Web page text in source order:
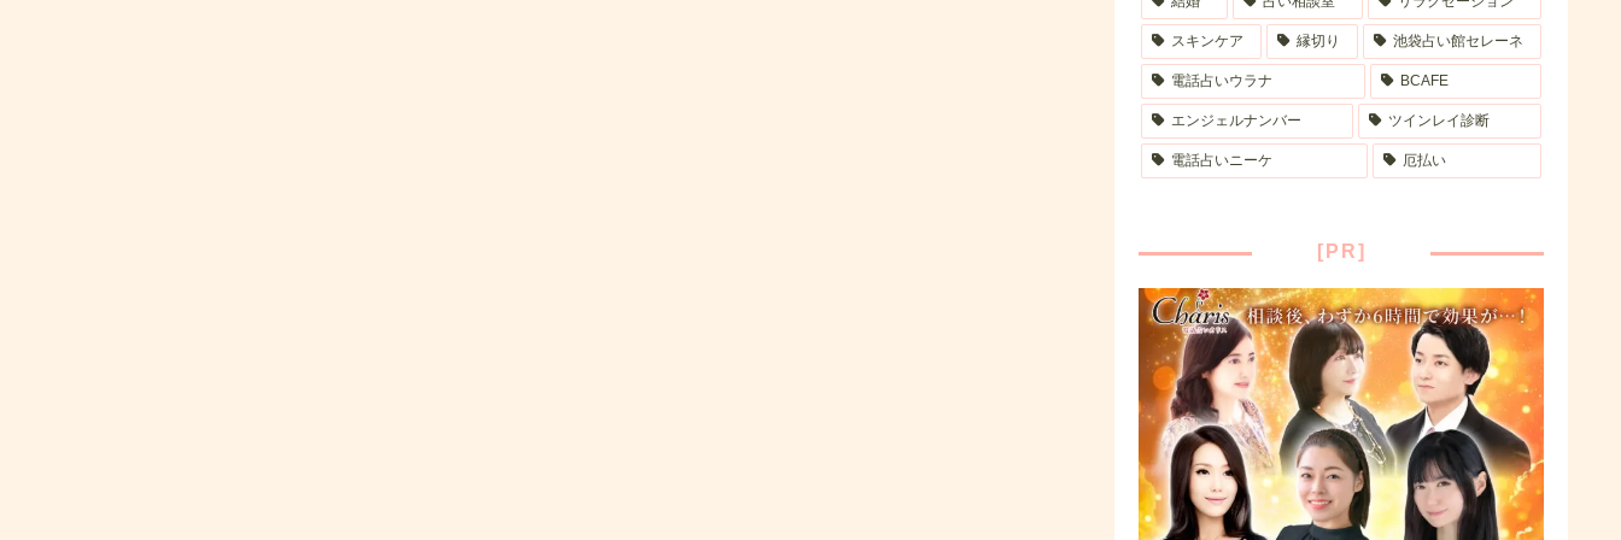
スキンケア 縁切り 池袋占い館セレーネ
電話占いウラナ BCAFE
エンジェルナンバー ツインレイ診断
電話占いニーケ 厄払い
[PR]